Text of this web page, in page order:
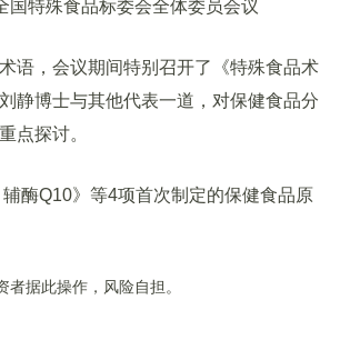
，会议期间特别召开了《特殊食品术
静博士与其他代表一道，对保健食品分
点探讨。
Q10》等4项首次制定的保健食品原
据此操作，风险自担。